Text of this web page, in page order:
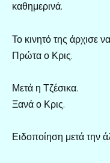
καθημερινά.
Το κινητό της άρχισε
Πρώτα ο Κρις.
Μετά η Τζέσικα.
Ξανά ο Κρις.
Ειδοποίηση μετά την